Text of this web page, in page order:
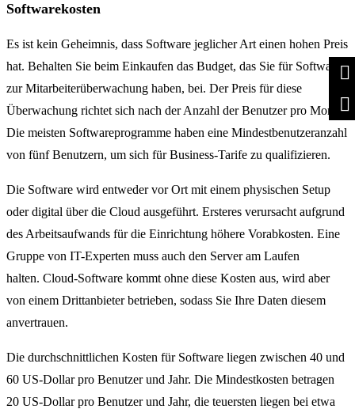
Softwarekosten
Es ist kein Geheimnis, dass Software jeglicher Art einen hohen Preis
hat. Behalten Sie beim Einkaufen das Budget, das Sie für Software
zur Mitarbeiterüberwachung haben, bei. Der Preis für diese
Überwachung richtet sich nach der Anzahl der Benutzer pro Monat.
Die meisten Softwareprogramme haben eine Mindestbenutzeranzahl
von fünf Benutzern, um sich für Business-Tarife zu qualifizieren.
Die Software wird entweder vor Ort mit einem physischen Setup
oder digital über die Cloud ausgeführt. Ersteres verursacht aufgrund
des Arbeitsaufwands für die Einrichtung höhere Vorabkosten. Eine
Gruppe von IT-Experten muss auch den Server am Laufen
halten. Cloud-Software kommt ohne diese Kosten aus, wird aber
von einem Drittanbieter betrieben, sodass Sie Ihre Daten diesem
anvertrauen.
Die durchschnittlichen Kosten für Software liegen zwischen 40 und
60 US-Dollar pro Benutzer und Jahr. Die Mindestkosten betragen
20 US-Dollar pro Benutzer und Jahr, die teuersten liegen bei etwa